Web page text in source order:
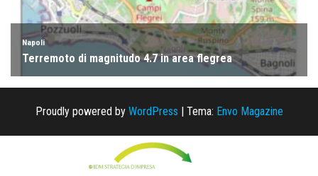
Proudly powered by WordPress Tema: Envo Magazine